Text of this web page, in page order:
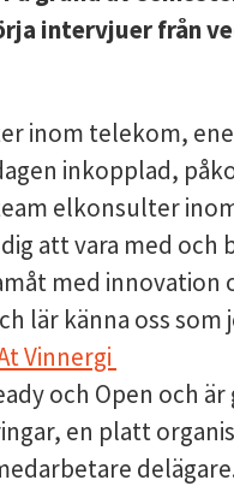
intervjuer från
inom telekom,
inkopplad,
elkonsulter
att vara med och
med innovation
lär känna oss som
Vinnergi
och Open och
en platt